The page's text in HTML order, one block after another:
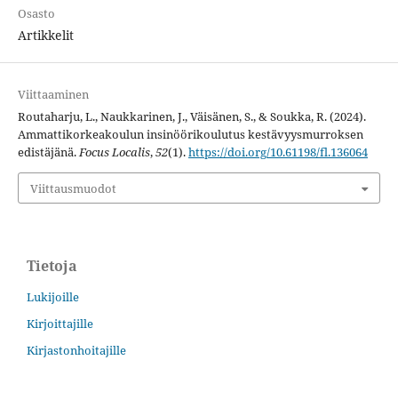
Osasto
Artikkelit
Viittaaminen
Routaharju, L., Naukkarinen, J., Väisänen, S., & Soukka, R. (2024).
Ammattikorkeakoulun insinöörikoulutus kestävyysmurroksen
edistäjänä.Focus Localis,52(1).https://doi.org/10.61198/fl.136064
Viittausmuodot
Tietoja
Lukijoille
Kirjoittajille
Kirjastonhoitajille